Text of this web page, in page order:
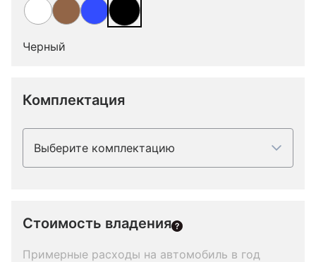
Черный
Комплектация
Выберите комплектацию
Стоимость владения
Примерные расходы на автомобиль в год